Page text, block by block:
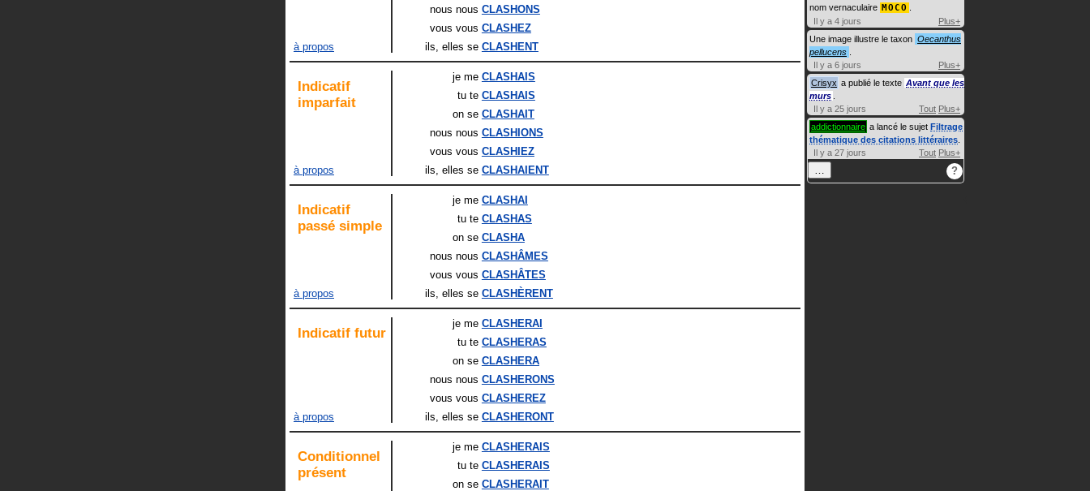
à propos
nous nous CLASHONS
vous vous CLASHEZ
ils, elles se CLASHENT
Indicatif
imparfait
à propos
je me CLASHAIS
tu te CLASHAIS
on se CLASHAIT
nous nous CLASHIONS
vous vous CLASHIEZ
ils, elles se CLASHAIENT
Indicatif
passé simple
à propos
je me CLASHAI
tu te CLASHAS
on se CLASHA
nous nous CLASHÂMES
vous vous CLASHÂTES
ils, elles se CLASHÈRENT
Indicatif futur
à propos
je me CLASHERAI
tu te CLASHERAS
on se CLASHERA
nous nous CLASHERONS
vous vous CLASHEREZ
ils, elles se CLASHERONT
Conditionnel
présent
je me CLASHERAIS
tu te CLASHERAIS
on se CLASHERAIT
nom vernaculaire MOCO
Il y a 4 jours
Plus+
Une image illustre le taxon Oecanthus
pellucens
Il y a 6 jours
Plus+
Crisyx a publié le texte Avant que les
murs
Il y a 25 jours
Tout Plus+
addictionnaire a lancé le sujet Filtrage
thématique des citations littéraires
Il y a 27 jours
Tout Plus+
… ?